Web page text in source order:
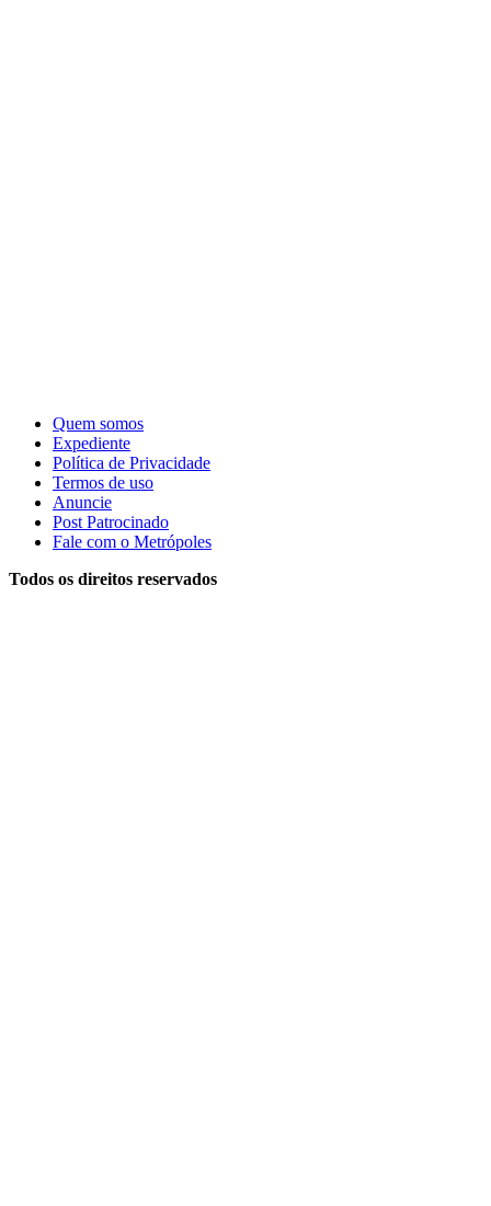
Quem somos
Expediente
Política de Privacidade
Termos de uso
Anuncie
Post Patrocinado
Fale com o Metrópoles
Todos os direitos reservados